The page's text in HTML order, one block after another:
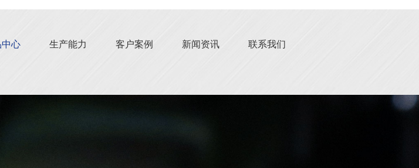
中心 生产能力 客户案例 新闻资讯 联系我们